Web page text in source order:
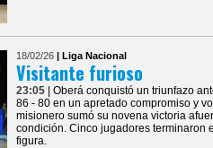
18/02/26 | Liga Nacional
Visitante furioso
23:05
| Oberá conquistó un triunfazo
86 - 80 en un apretado compromiso y
misionero sumó su novena victoria
condición. Cinco jugadores terminaron
figura.